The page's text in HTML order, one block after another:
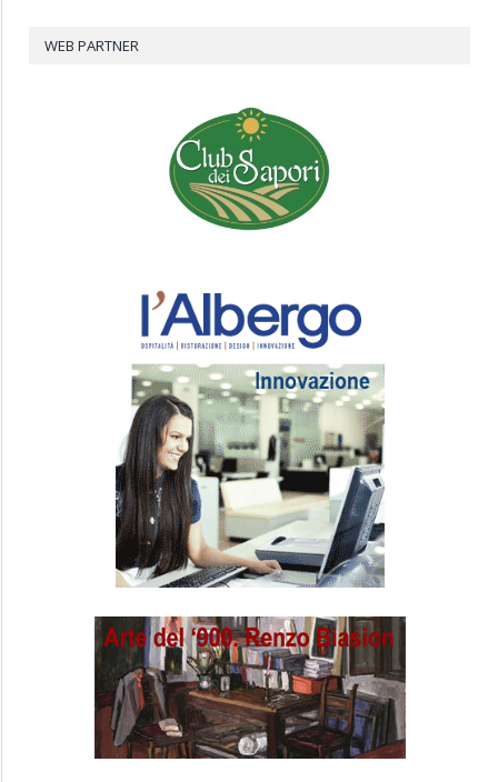
WEB PARTNER